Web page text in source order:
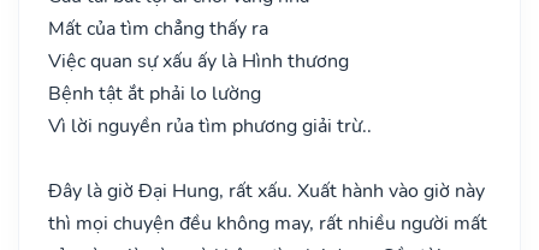
Mất của tìm chẳng thấy ra
Việc quan sự xấu ấy là Hình thương
Bệnh tật ắt phải lo lường
Vì lời nguyền rủa tìm phương giải trừ..
Đây là giờ Đại Hung, rất xấu. Xuất hành vào giờ này
thì mọi chuyện đều không may, rất nhiều người mất